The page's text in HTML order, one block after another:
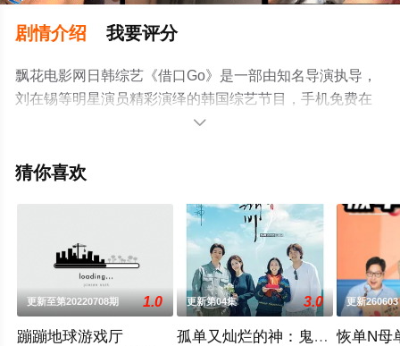
剧情介绍 我要评分
飘花电影网日韩综艺《借口Go》是一部由知名导演执导，
刘在锡等明星演员精彩演绎的韩国综艺节目，手机免费在
线观看高清无删减完整版综艺节目就上飘花影院，更多相

猜你喜欢
更新至第20220708期 1.0
蹦蹦地球游戏厅
更新第04集 3.0
孤单又灿烂的神：鬼怪十周年特
更新260603
恢单N母